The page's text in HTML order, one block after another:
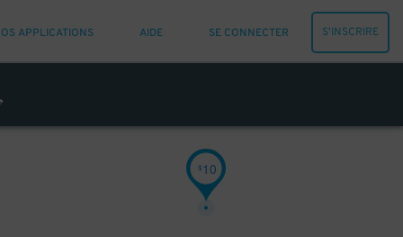
APPLICATIONS AIDE SE CONNECTER S'INSCRIRE
$10